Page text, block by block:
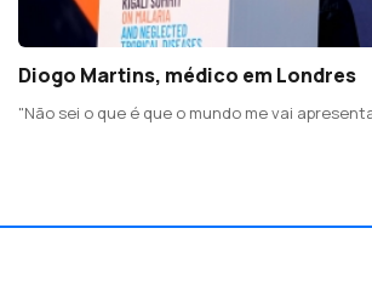
Diogo Martins, médico em Londres
"Não sei o que é que o mundo me vai